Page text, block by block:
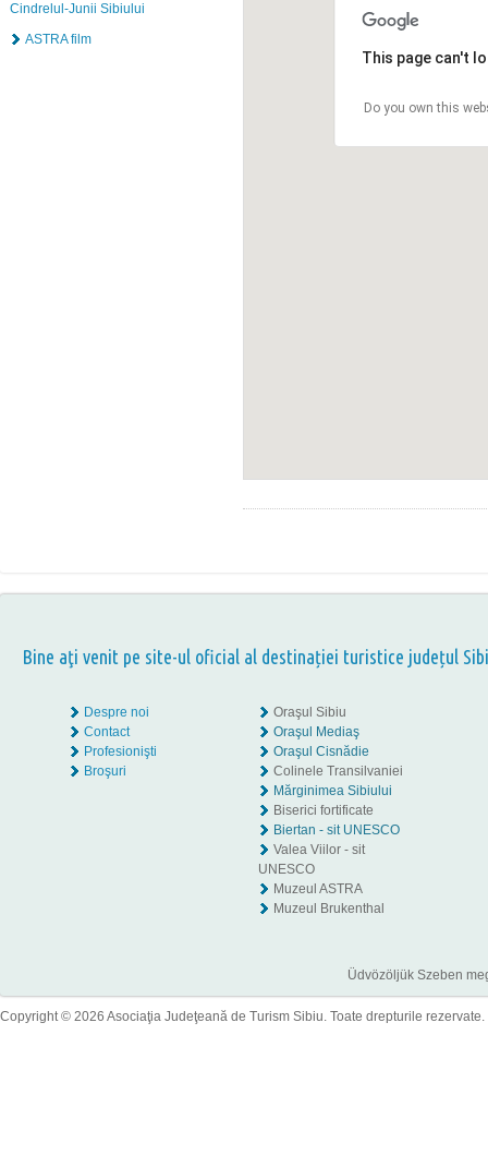
Cindrelul-Junii Sibiului
ASTRA film
This page can't
Do you own this
Bine aţi venit pe site-ul oficial al destinației turistice județul
Despre noi
Contact
Profesionişti
Broşuri
Oraşul Sibiu
Oraşul Mediaş
Oraşul Cisnădie
Colinele Transilvaniei
Mărginimea Sibiului
Biserici fortificate
Biertan - sit UNESCO
Valea Viilor - sit
UNESCO
Muzeul ASTRA
Muzeul Brukenthal
Üdvözöljük Szeben
Copyright © 2026 Asociaţia Judeţeană de Turism Sibiu. Toate drepturile rezervate.